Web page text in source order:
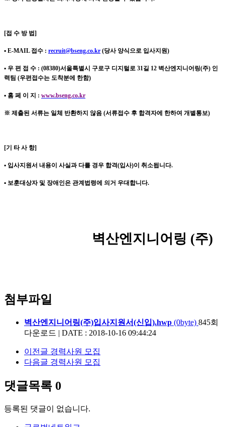
[접 수 방 법]
▪ E-MAIL 접수 : recruit@bseng.co.kr (당사 양식으로 입사지원)
▪ 우 편 접 수 : (08380)서울특별시 구로구 디지털로 31 길 12 벽산엔지니어링(주) 인
력팀 (우편접수는 도착분에 한함)
▪ 홈 페 이 지 : www.bseng.co.kr
※ 제출된 서류는 일체 반환하지 않음 (서류접수 후 합격자에 한하여 개별통보)
[기 타 사 항]
▪ 입사지원서 내용이 사실과 다를 경우 합격(입사)이 취소됩니다.
▪ 보훈대상자 및 장애인은 관계법령에 의거 우대합니다.
벽산엔지니어링 (주)
첨부파일
벽산엔지니어링(주)입사지원서(신입).hwp (0byte) 845회
다운로드 | DATE : 2018-10-16 09:44:24
이전글 경력사원 모집
다음글 경력사원 모집
댓글목록 0
등록된 댓글이 없습니다.